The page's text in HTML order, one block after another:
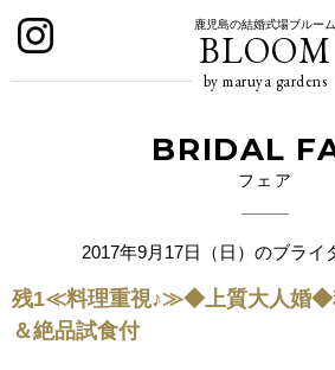
鹿児島の結婚式場ブルーム
BLOOM
by maruya gardens
BRIDAL
フェア
2017年9月17日（日）のブライ
残1≪料理重視♪≫◆上質大人婚◆
＆絶品試食付